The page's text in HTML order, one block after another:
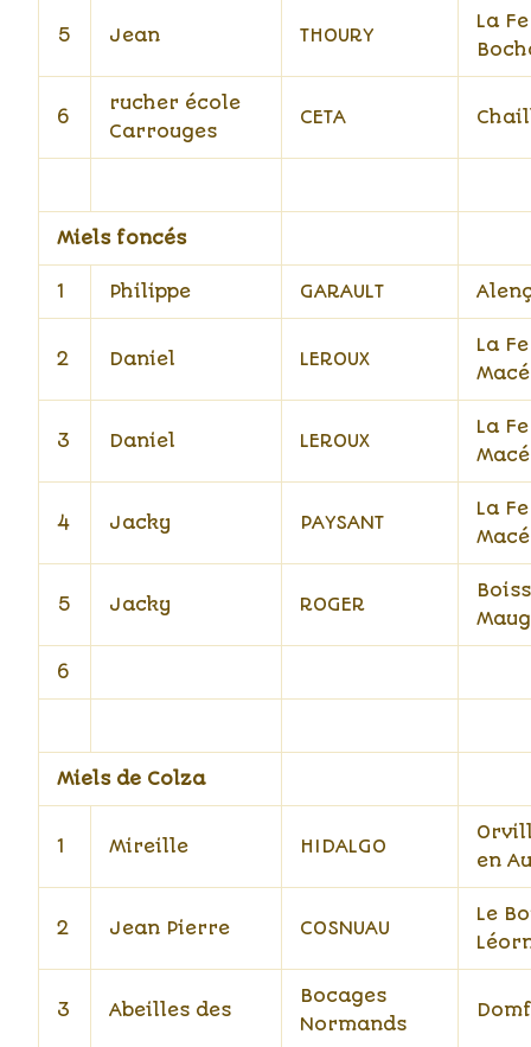
5 Jean THOURY
La
6
rucher école
Carrouges
CETA
Miels foncés
1 Philippe GARAULT
2 Daniel LEROUX
La
Macé
3 Daniel LEROUX
La
Macé
4 Jacky PAYSANT
La
Macé
5 Jacky ROGER
6
Miels de Colza
1 Mireille HIDALGO
en
2 Jean Pierre COSNUAU
Le
3 Abeilles des
Bocages
Normands